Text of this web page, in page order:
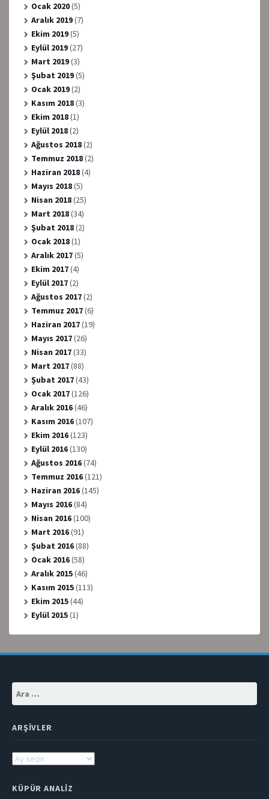
Ocak 2020(5)
Aralık 2019(7)
Ekim 2019(5)
Eylül 2019(27)
Mart 2019(3)
Şubat 2019(5)
Ocak 2019(2)
Kasım 2018(3)
Ekim 2018(1)
Eylül 2018(2)
Ağustos 2018(2)
Temmuz 2018(2)
Haziran 2018(4)
Mayıs 2018(5)
Nisan 2018(25)
Mart 2018(34)
Şubat 2018(2)
Ocak 2018(1)
Aralık 2017(5)
Ekim 2017(4)
Eylül 2017(2)
Ağustos 2017(2)
Temmuz 2017(6)
Haziran 2017(19)
Mayıs 2017(26)
Nisan 2017(33)
Mart 2017(88)
Şubat 2017(43)
Ocak 2017(126)
Aralık 2016(46)
Kasım 2016(107)
Ekim 2016(123)
Eylül 2016(130)
Ağustos 2016(74)
Temmuz 2016(121)
Haziran 2016(145)
Mayıs 2016(84)
Nisan 2016(100)
Mart 2016(91)
Şubat 2016(88)
Ocak 2016(58)
Aralık 2015(46)
Kasım 2015(113)
Ekim 2015(44)
Eylül 2015(1)
ARŞIVLER
Arşivler
KÜPÜR ANALIZ